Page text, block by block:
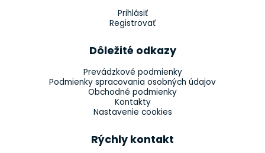
Prihlásiť
Registrovať
Dôležité odkazy
Prevádzkové podmienky
Podmienky spracovania osobných údajov
Obchodné podmienky
Kontakty
Nastavenie cookies
Rýchly kontakt